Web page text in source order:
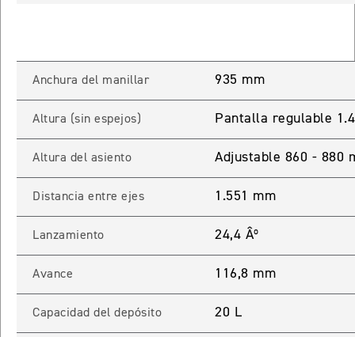
NEWTIGER SPORT 660
TIGER 800 SPORT
Precio desde $11.390.000
Anchura del manillar 935 mm
Altura (sin espejos) Pantalla regulable
Altura del asiento Adjustable 860 - 880
Distancia entre ejes 1.551 mm
Lanzamiento 24,4 Âº
Avance 116,8 mm
Capacidad del depósito 20 L